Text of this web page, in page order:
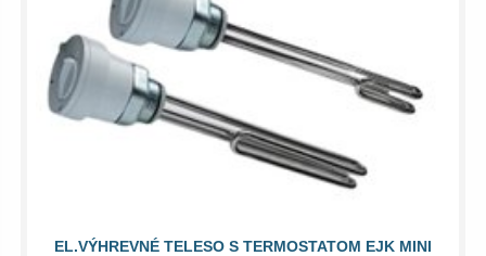
EL.VÝHREVNÉ TELESO S TERMOSTATOM EJK MINI